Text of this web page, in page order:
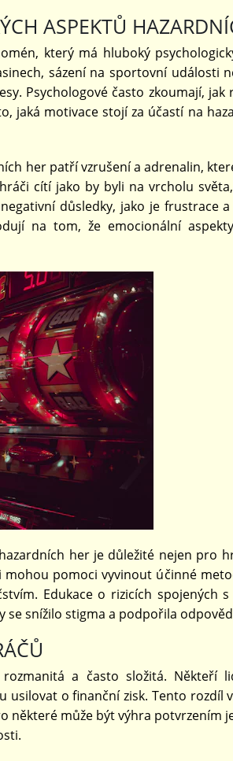
ASPEKTŮ
který má hluboký
sázení na sportovní události
Psychologové často zkoumají,
jaká motivace stojí za účastí na
her patří vzrušení a adrenalin,
cítí jako by byli na vrcholu
důsledky, jako je frustrace
na tom, že emocionální
her je důležité nejen pro
pomoci vyvinout účinné
Edukace o rizicích spojených
se snížilo stigma a podpořila
a často složitá.
o finanční zisk. Tento rozdíl
některé může být výhra potvrzením